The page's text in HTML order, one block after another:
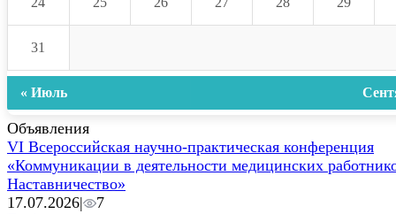
31
« Июль
Объявления
VI Всероссийская научно-практическая конференция
«Коммуникации в деятельности медицинских
Наставничество»
17.07.2026|
7